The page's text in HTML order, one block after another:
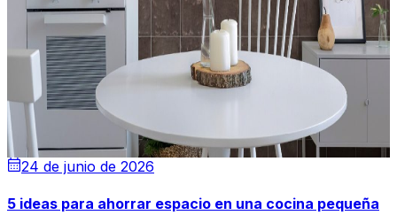
24 de junio de 2026
5 ideas para ahorrar espacio en una cocina pequeña